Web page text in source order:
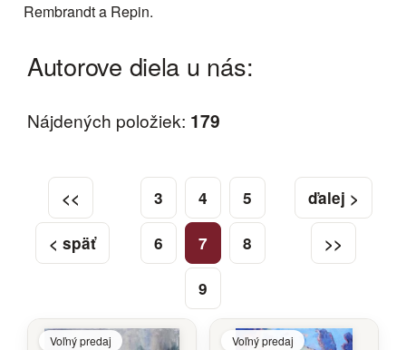
Rembrandt a Repin.
Autorove diela u nás:
Nájdených položiek: 179
<<
< späť
ďalej >
>>
3 4 5
6 7 8
9
Voľný predaj Voľný predaj